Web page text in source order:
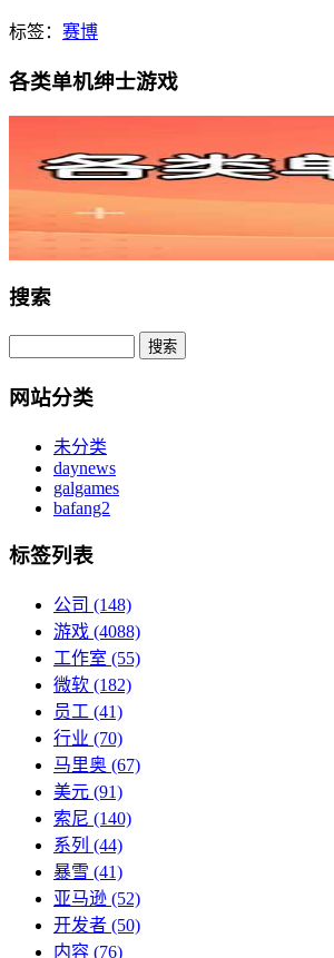
标签： 赛博
各类单机绅士游戏
搜索
网站分类
未分类
daynews
galgames
bafang2
标签列表
公司 (148)
游戏 (4088)
工作室 (55)
微软 (182)
员工 (41)
行业 (70)
马里奥 (67)
美元 (91)
索尼 (140)
系列 (44)
暴雪 (41)
亚马逊 (52)
开发者 (50)
内容 (76)